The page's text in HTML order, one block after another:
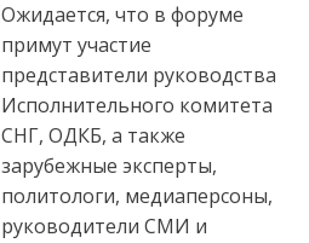
Ожидается, что в форуме
примут участие
представители руководства
Исполнительного комитета
СНГ, ОДКБ, а также
зарубежные эксперты,
политологи, медиаперсоны,
руководители СМИ и